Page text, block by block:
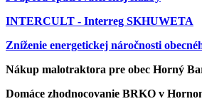
INTERCULT - Interreg SKHUWETA
Zníženie energetickej náročnosti
Nákup malotraktora pre obec Horný
Domáce zhodnocovanie BRKO v